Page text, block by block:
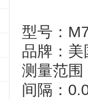
型号：
品牌：美
测量范围
间隔：